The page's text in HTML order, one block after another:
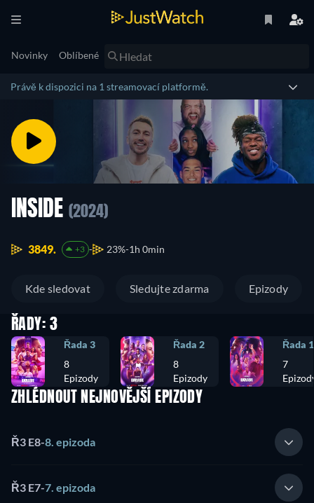
Novinky Oblíbené
Právě k dispozici na 1 streamovací platformě.
INSIDE (2024)
3849. +3 23% 1h 0min
Kde sledovat Sledujte zdarma Epizody
ŘADY: 3
Řada 3
8
Epizody
Řada 2
8
Epizody
Řada 1
7
ZHLÉDNOUT NEJNOVĚJŠÍ EPIZODY
Ř3 E8-8. epizoda
Ř3 E7-7. epizoda